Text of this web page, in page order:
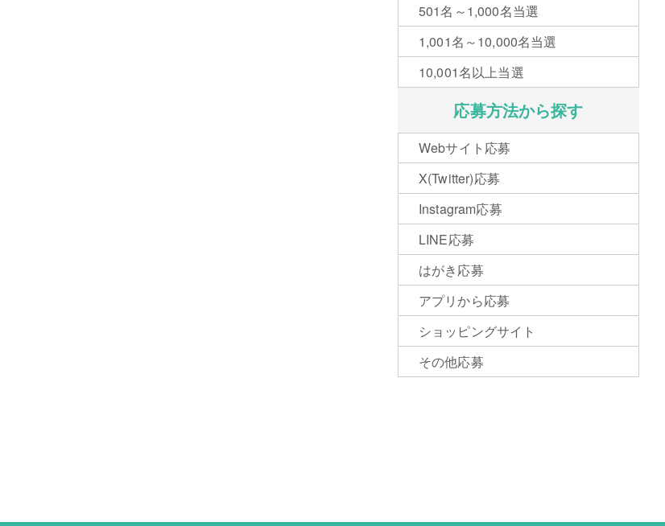
501名～1,000名当選
1,001名～10,000名当選
10,001名以上当選
応募方法から探す
Webサイト応募
X(Twitter)応募
Instagram応募
LINE応募
はがき応募
アプリから応募
ショッピングサイト
その他応募